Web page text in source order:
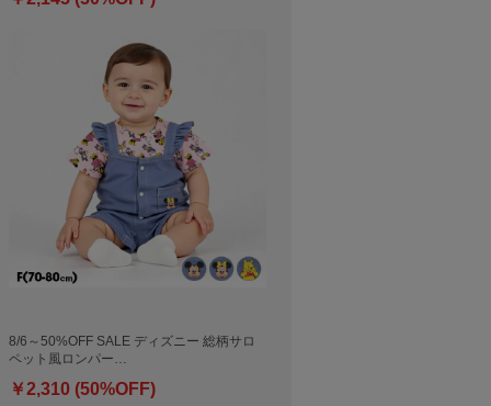
8/6～50%OFF SALE ディズニー 総柄サロ
ペット風ロンパー…
￥2,310 (50%OFF)